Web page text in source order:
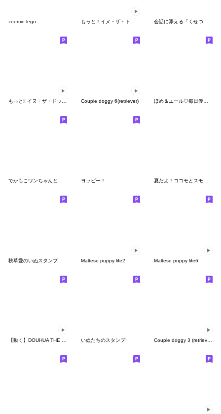
zoomie lego 会話に添える「くせつよ」ラッコ
Couple doggy 6(retriever) ほめ＆エール♡毎日優しいおつきあい
でかもこワンちゃんとの暮らし（年末寄り） ヨッピー！ 夏だよ！ココモとスモア(2026)
秋草愛のいぬスタンプ Maltese puppy life2 Maltese puppy life6
いぬたちのスタンプ! Couple doggy 3 (retriever)